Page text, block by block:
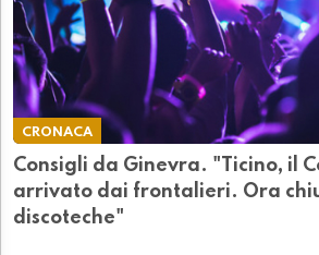
CRONACA
Consigli da Ginevra. "Ticino, il
arrivato dai frontalieri. Ora
discoteche"